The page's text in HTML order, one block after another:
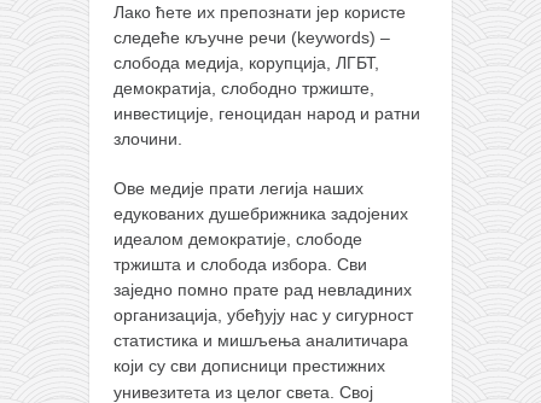
Лако ћете их препознати јер користе
следеће кључне речи (keywords) –
слобода медија, корупција, ЛГБТ,
демократија, слободно тржиште,
инвестиције, геноцидан народ и ратни
злочини.
Ове медије прати легија наших
едукованих душебрижника задојених
идеалом демократије, слободе
тржишта и слобода избора. Сви
заједно помно прате рад невладиних
организација, убеђују нас у сигурност
статистика и мишљења аналитичара
који су сви дописници престижних
унивезитета из целог света. Свој